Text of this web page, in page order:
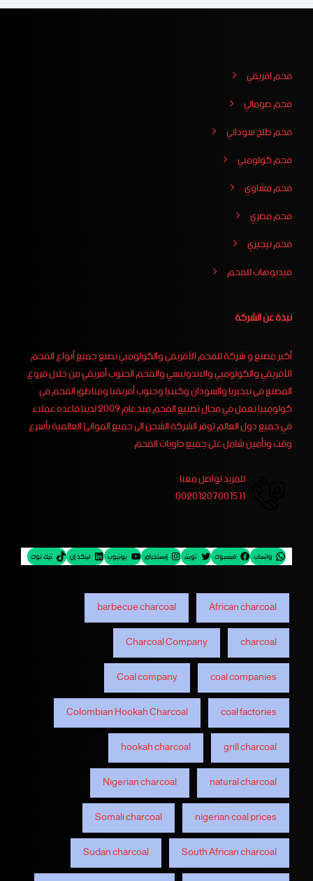
فحم افريقي
فحم صومالي
فحم طلح سوداني
فحم كولومبي
فحم مشاوي
فحم مصري
فحم نيجيري
فيدبوهات للفحم
نبذة عن الشركة
أكبر مصنع و شركة للفحم الأفريقي والكولومبي نصنع جميع أنواع الفحم
الأفريقي والكولومبي والاندونيسي والفحم الجنوب أفريقي من خلال فروع
المصنع فى نيجيريا والسودان وكينيا وجنوب أفريقيا ومناطق الفحم في
كولومبيا نعمل في مجال تصنيع الفحم منذ عام 2009 لدينا قاعده عملاء
في جميع دول العالم توفر الشركة الشحن الى جميع الموانئ العالمية بأسرع
وقت وتأمين شامل على جميع حاويات الفحم
للمزيد تواصل معنا :
00201207001511
واتساب فيسبوك تويتر إنستجرام يوتيوب لينكد إن تيك توك
African charcoal
barbecue charcoal
charcoal
Charcoal Company
coal companies
Coal company
coal factories
Colombian Hookah Charcoal
grill charcoal
hookah charcoal
natural charcoal
Nigerian charcoal
nigerian coal prices
Somali charcoal
South African charcoal
Sudan charcoal